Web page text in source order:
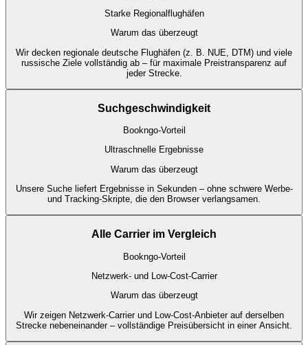
Starke Regionalflughäfen
Warum das überzeugt
Wir decken regionale deutsche Flughäfen (z. B. NUE, DTM) und viele
russische Ziele vollständig ab – für maximale Preistransparenz auf
jeder Strecke.
Suchgeschwindigkeit
Bookngo-Vorteil
Ultraschnelle Ergebnisse
Warum das überzeugt
Unsere Suche liefert Ergebnisse in Sekunden – ohne schwere Werbe-
und Tracking-Skripte, die den Browser verlangsamen.
Alle Carrier im Vergleich
Bookngo-Vorteil
Netzwerk- und Low-Cost-Carrier
Warum das überzeugt
Wir zeigen Netzwerk-Carrier und Low-Cost-Anbieter auf derselben
Strecke nebeneinander – vollständige Preisübersicht in einer Ansicht.